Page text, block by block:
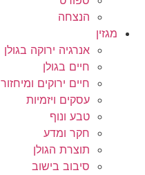
הנצחה
מגזין
אנרגיה ירוקה בגולן
חיים בגולן
חיים ירוקים ומיחזור
עסקים ויזמיות
טבע ונוף
חקר ומדע
תוצרת הגולן
סיבוב בישוב